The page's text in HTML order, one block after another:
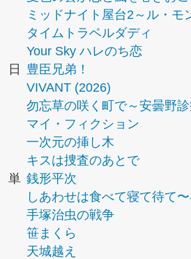
ミッドナイト屋台2～ル・モ
タイムトラベルダディ
Your Sky ハレのち恋
日
豊臣兄弟！
VIVANT (2026)
勿忘草の咲く町で～安曇野診
マイ・フィクション
一次元の挿し木
キスは捜査のあとで
単 銭形平次
しあわせは食べて寝て待て
手塚治虫の戦争
笹まくら
天城越え